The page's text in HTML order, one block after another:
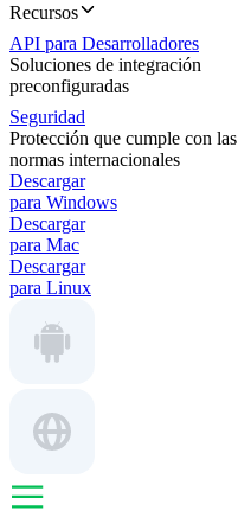
Recursos
API para Desarrolladores
Soluciones de integración
preconfiguradas
Seguridad
Protección que cumple con las
normas internacionales
Descargar
para Windows
Descargar
para Mac
Descargar
para Linux